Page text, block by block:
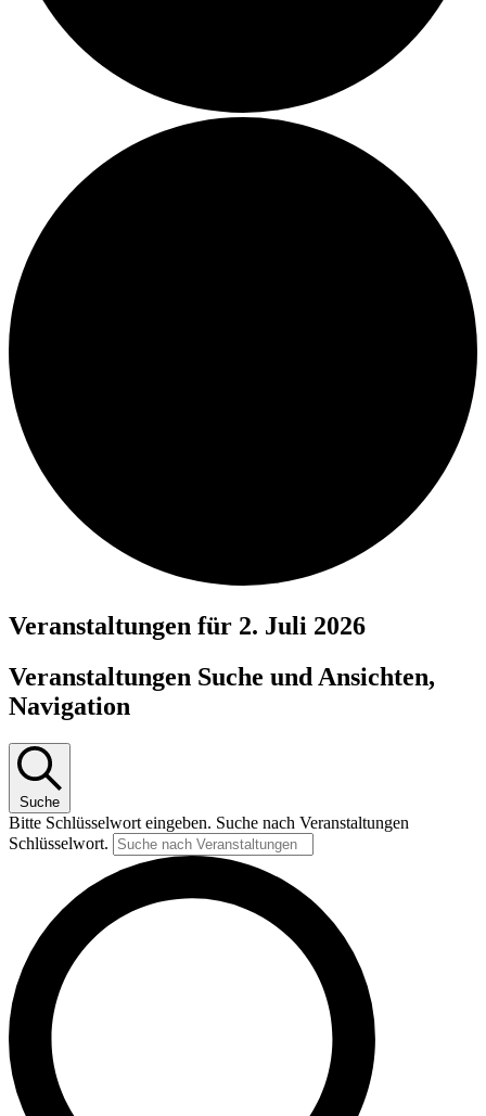
Veranstaltungen für 2. Juli 2026
Veranstaltungen Suche und Ansichten,
Navigation
Suche
Bitte Schlüsselwort eingeben. Suche nach Veranstaltungen
Schlüsselwort.